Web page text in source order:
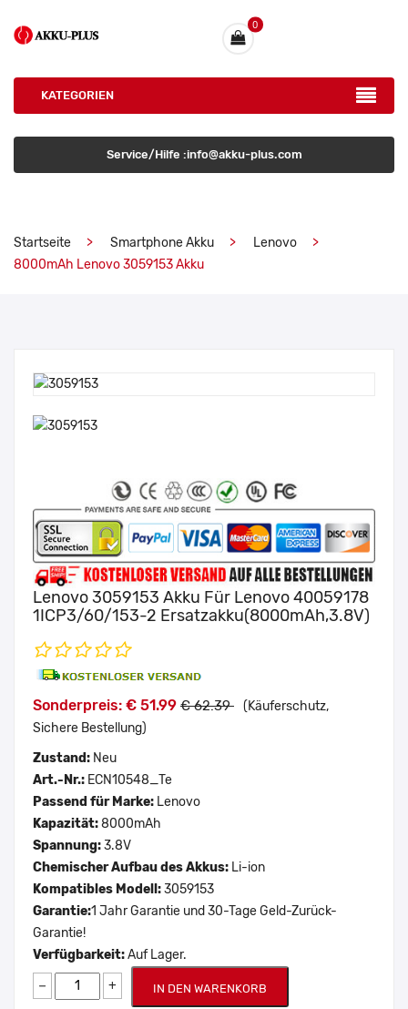
0
KATEGORIEN
Service/Hilfe :info@akku-plus.com
Startseite Smartphone Akku
Lenovo
8000mAh Lenovo 3059153 Akku
Lenovo 3059153 Akku Für Lenovo 40059178
1ICP3/60/153-2 Ersatzakku(8000mAh,3.8V)
Sonderpreis: € 51.99 € 62.39 (Käuferschutz,
Sichere Bestellung)
Zustand: Neu
Art.-Nr.: ECN10548_Te
Passend für Marke: Lenovo
Kapazität:8000mAh
Spannung:3.8V
Chemischer Aufbau des Akkus: Li-ion
Kompatibles Modell:3059153
Garantie:1 Jahr Garantie und 30-Tage Geld-Zurück-
Garantie!
Verfügbarkeit:Auf Lager.
− + IN DEN WARENKORB